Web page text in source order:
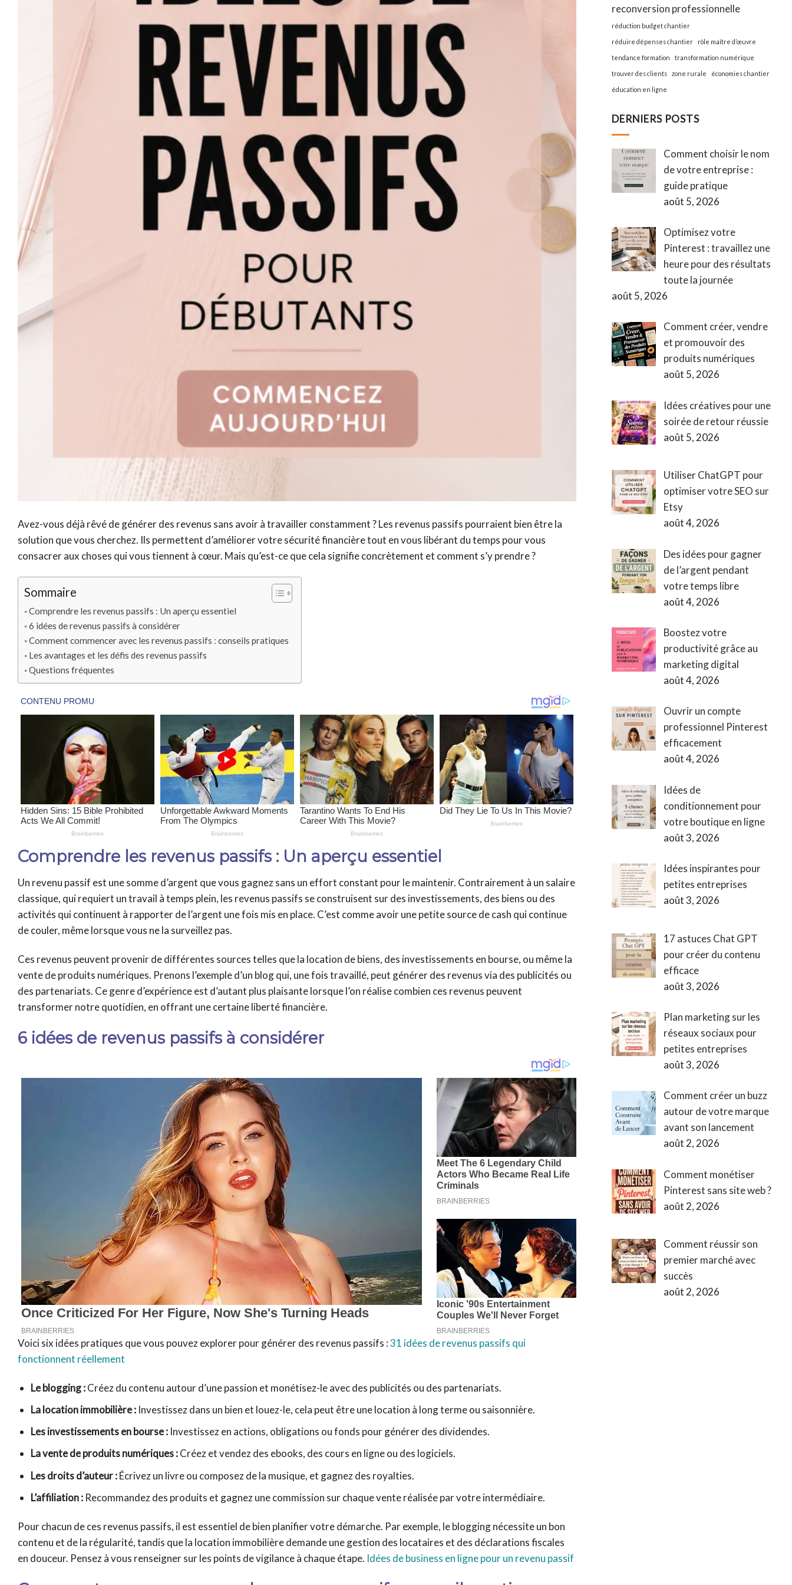
Avez-vous déjà rêvé de générer des revenus sans avoir à travailler constamment ? Les revenus passifs pourraient bien être la
solution que vous cherchez. Ils permettent d’améliorer votre sécurité financière tout en vous libérant du temps pour vous
consacrer aux choses qui vous tiennent à cœur. Mais qu’est-ce que cela signifie concrètement et comment s’y prendre ?
Sommaire
Comprendre les revenus passifs : Un aperçu essentiel
6 idées de revenus passifs à considérer
Comment commencer avec les revenus passifs : conseils pratiques
Les avantages et les défis des revenus passifs
Questions fréquentes
Comprendre les revenus passifs : Un aperçu essentiel
Un revenu passif est une somme d’argent que vous gagnez sans un effort constant pour le maintenir. Contrairement à un salaire
classique, qui requiert un travail à temps plein, les revenus passifs se construisent sur des investissements, des biens ou des
activités qui continuent à rapporter de l’argent une fois mis en place. C’est comme avoir une petite source de cash qui continue
de couler, même lorsque vous ne la surveillez pas.
Ces revenus peuvent provenir de différentes sources telles que la location de biens, des investissements en bourse, ou même la
vente de produits numériques. Prenons l’exemple d’un blog qui, une fois travaillé, peut générer des revenus via des publicités ou
des partenariats. Ce genre d’expérience est d’autant plus plaisante lorsque l’on réalise combien ces revenus peuvent
transformer notre quotidien, en offrant une certaine liberté financière.
6 idées de revenus passifs à considérer
Voici six idées pratiques que vous pouvez explorer pour générer des revenus passifs :31 idées de revenus passifs qui
fonctionnent réellement
Le blogging :Créez du contenu autour d’une passion et monétisez-le avec des publicités ou des partenariats.
La location immobilière : Investissez dans un bien et louez-le, cela peut être une location à long terme ou saisonnière.
Les investissements en bourse : Investissez en actions, obligations ou fonds pour générer des dividendes.
La vente de produits numériques :Créez et vendez des ebooks, des cours en ligne ou des logiciels.
Les droits d’auteur :Écrivez un livre ou composez de la musique, et gagnez des royalties.
L’affiliation : Recommandez des produits et gagnez une commission sur chaque vente réalisée par votre intermédiaire.
Pour chacun de ces revenus passifs, il est essentiel de bien planifier votre démarche. Par exemple, le blogging nécessite un bon
contenu et de la régularité, tandis que la location immobilière demande une gestion des locataires et des déclarations fiscales
en douceur. Pensez à vous renseigner sur les points de vigilance à chaque étape. Idées de business en ligne pour un revenu passif
reconversion professionnelle
réduction budget chantier
réduire dépenses chantier rôle maître d’œuvre
tendance formation transformation numérique
trouver des clients zone rurale économies chantier
éducation en ligne
DERNIERS POSTS
Comment choisir le nom
de votre entreprise :
guide pratique
août 5, 2026
Optimisez votre
Pinterest : travaillez une
heure pour des résultats
toute la journée
août 5, 2026
Comment créer, vendre
et promouvoir des
produits numériques
août 5, 2026
Idées créatives pour une
soirée de retour réussie
août 5, 2026
Utiliser ChatGPT pour
optimiser votre SEO sur
Etsy
août 4, 2026
Des idées pour gagner
de l’argent pendant
votre temps libre
août 4, 2026
Boostez votre
productivité grâce au
marketing digital
août 4, 2026
Ouvrir un compte
professionnel Pinterest
efficacement
août 4, 2026
Idées de
conditionnement pour
votre boutique en ligne
août 3, 2026
Idées inspirantes pour
petites entreprises
août 3, 2026
17 astuces Chat GPT
pour créer du contenu
efficace
août 3, 2026
Plan marketing sur les
réseaux sociaux pour
petites entreprises
août 3, 2026
Comment créer un buzz
autour de votre marque
avant son lancement
août 2, 2026
Comment monétiser
Pinterest sans site web ?
août 2, 2026
Comment réussir son
premier marché avec
succès
août 2, 2026